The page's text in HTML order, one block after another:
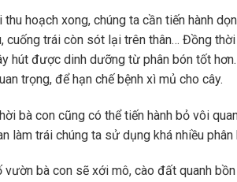
thu hoạch xong, chúng ta cần tiến hành
cuống trái còn sót lại trên thân… Đồng
hút được dinh dưỡng từ phân bón tốt
trọng, để hạn chế bệnh xì mủ cho cây.
bà con cũng có thể tiến hành bỏ vôi
làm trái chúng ta sử dụng khá nhiều phân
vườn bà con sẽ xới mô, cào đất quanh